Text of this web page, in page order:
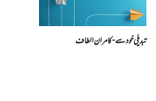
تبدیلی خود سے- کامران الطاف